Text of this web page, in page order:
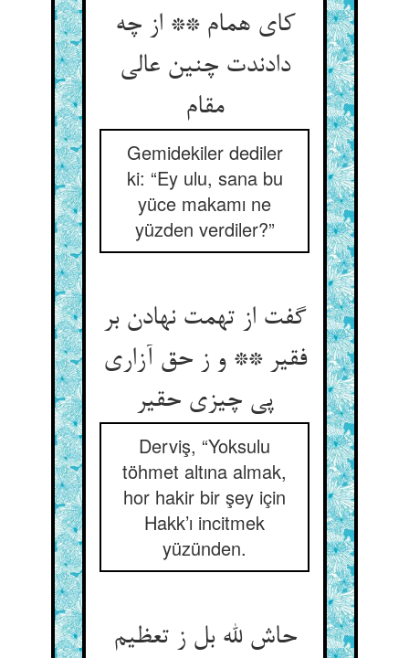
کای همام ** از چه
دادندت چنین عالی
مقام‏
Gemidekiler dediler
ki: “Ey ulu, sana bu
yüce makamı ne
yüzden verdiler?”
گفت از تهمت نهادن بر
فقیر ** و ز حق آزاری
پی چیزی حقیر
Derviş, “Yoksulu
töhmet altına almak,
hor hakir bir şey için
Hakk’ı incitmek
yüzünden.
حاش لله بل ز تعظیم